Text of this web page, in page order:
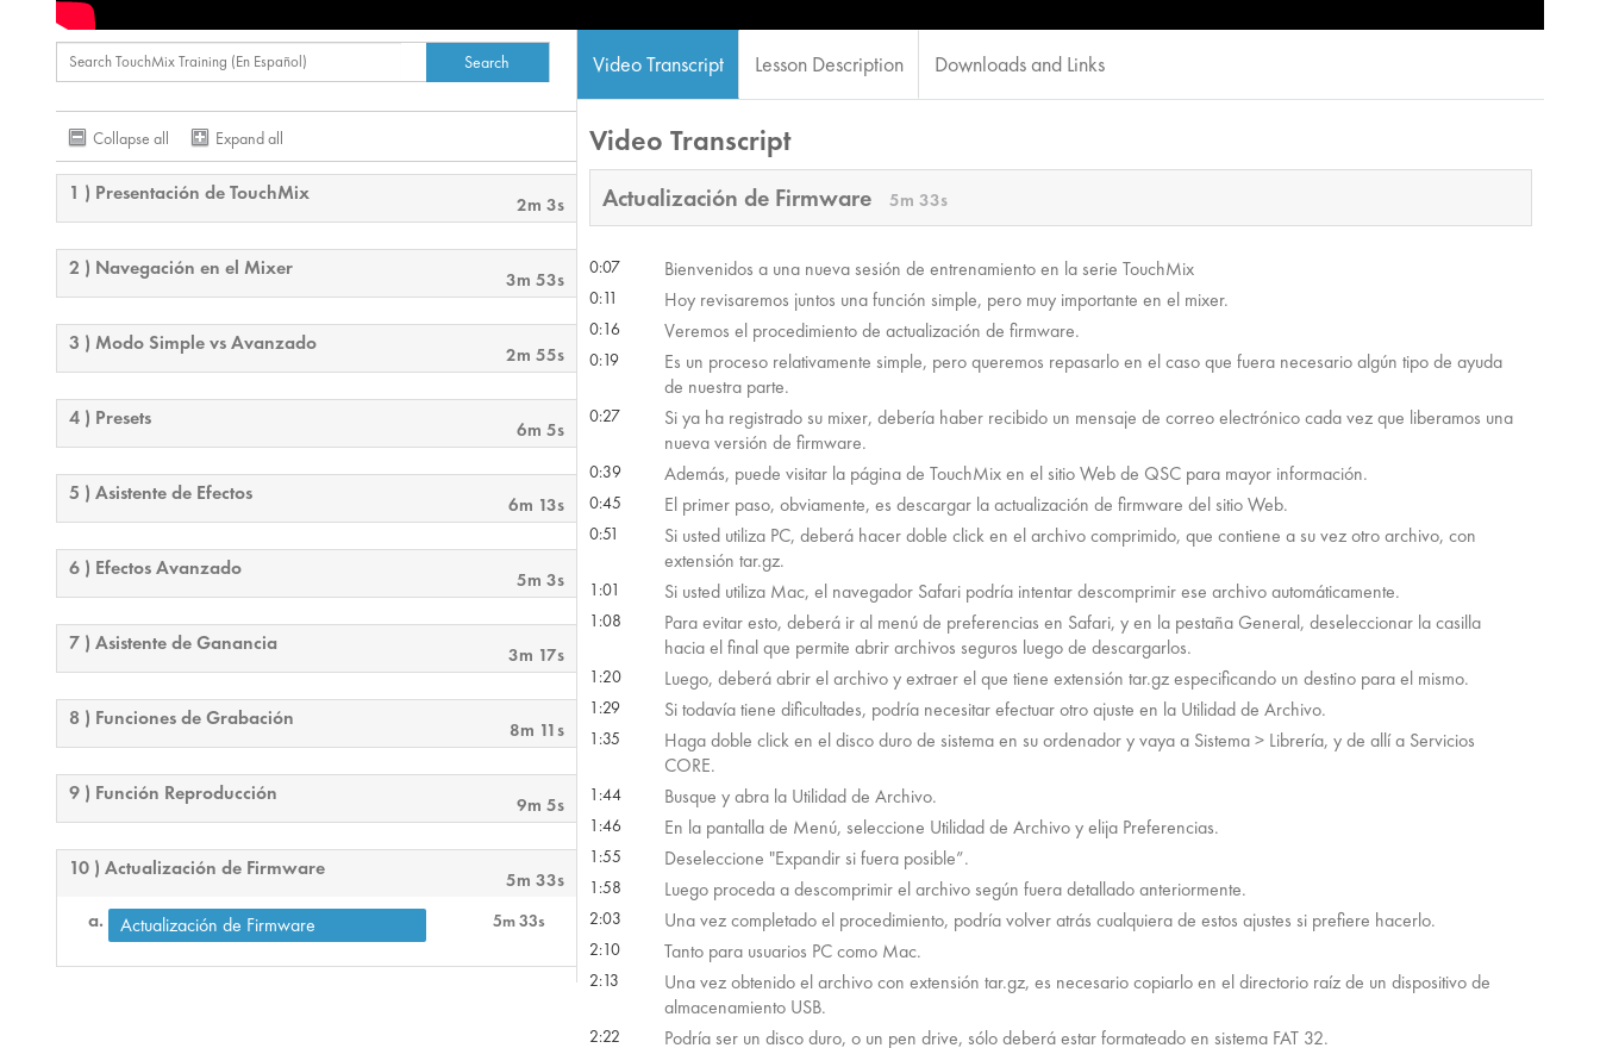
Collapse all Expand all
1 ) Presentación de TouchMix 2m 3s
2 ) Navegación en el Mixer 3m 53s
3 ) Modo Simple vs Avanzado 2m 55s
4 ) Presets 6m 5s
5 ) Asistente de Efectos 6m 13s
6 ) Efectos Avanzado 5m 3s
7 ) Asistente de Ganancia 3m 17s
8 ) Funciones de Grabación 8m 11s
9 ) Función Reproducción 9m 5s
10 ) Actualización de Firmware 5m 33s
Actualización de Firmware 5m 33s
Video Transcript Lesson Description Downloads and Links
Video Transcript
Actualización de Firmware 5m 33s
0:07 Bienvenidos a una nueva sesión de entrenamiento en la serie TouchMix
0:11 Hoy revisaremos juntos una función simple, pero muy importante en el mixer.
0:16 Veremos el procedimiento de actualización de firmware.
0:19
Es un proceso relativamente simple, pero queremos repasarlo en el caso que fuera necesario algún tipo de ayuda
de nuestra parte.
0:27
Si ya ha registrado su mixer, debería haber recibido un mensaje de correo electrónico cada vez que liberamos una
nueva versión de firmware.
0:39 Además, puede visitar la página de TouchMix en el sitio Web de QSC para mayor información.
0:45 El primer paso, obviamente, es descargar la actualización de firmware del sitio Web.
0:51
Si usted utiliza PC, deberá hacer doble click en el archivo comprimido, que contiene a su vez otro archivo, con
extensión tar.gz.
1:01 Si usted utiliza Mac, el navegador Safari podría intentar descomprimir ese archivo automáticamente.
1:08
Para evitar esto, deberá ir al menú de preferencias en Safari, y en la pestaña General, deseleccionar la casilla
hacia el final que permite abrir archivos seguros luego de descargarlos.
1:20 Luego, deberá abrir el archivo y extraer el que tiene extensión tar.gz especificando un destino para el mismo.
1:29 Si todavía tiene dificultades, podría necesitar efectuar otro ajuste en la Utilidad de Archivo.
1:35
Haga doble click en el disco duro de sistema en su ordenador y vaya a Sistema > Librería, y de allí a Servicios
CORE.
1:44 Busque y abra la Utilidad de Archivo.
1:46 En la pantalla de Menú, seleccione Utilidad de Archivo y elija Preferencias.
1:55 Deseleccione "Expandir si fuera posible”.
1:58 Luego proceda a descomprimir el archivo según fuera detallado anteriormente.
2:03 Una vez completado el procedimiento, podría volver atrás cualquiera de estos ajustes si prefiere hacerlo.
2:10 Tanto para usuarios PC como Mac.
2:13
Una vez obtenido el archivo con extensión tar.gz, es necesario copiarlo en el directorio raíz de un dispositivo de
almacenamiento USB.
2:22 Podría ser un disco duro, o un pen drive, sólo deberá estar formateado en sistema FAT 32.